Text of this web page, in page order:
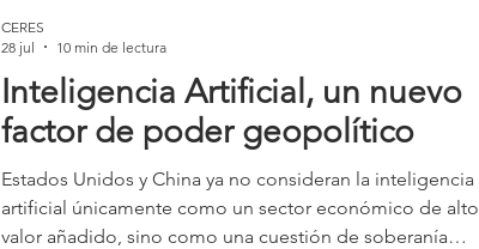
Inteligencia Artificial, un nuevo
factor de poder geopolítico
Estados Unidos y China ya no consideran la inteligencia
artificial únicamente como un sector económico de alto
valor añadido, sino como una cuestión de soberanía
CERES
28 jul
10 min de lectura